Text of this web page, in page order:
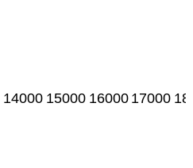
14000 15000 16000 17000